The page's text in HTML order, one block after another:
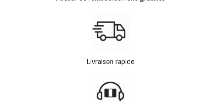
Livraison rapide